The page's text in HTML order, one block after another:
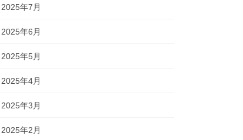
2025年7月
2025年6月
2025年5月
2025年4月
2025年3月
2025年2月